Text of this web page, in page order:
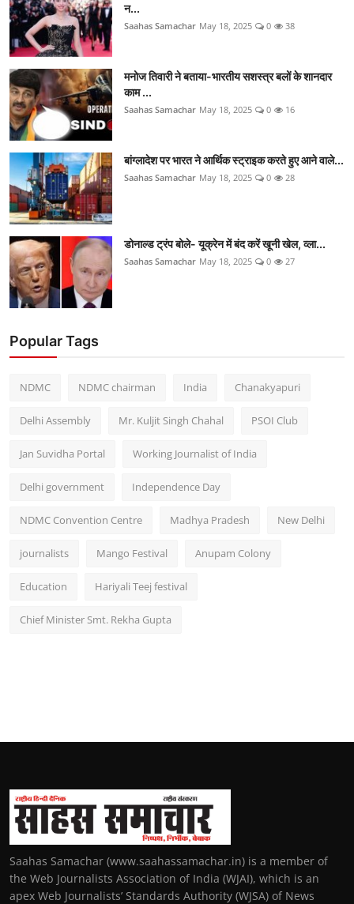
न...
Saahas Samachar May 18, 2025 0 38
मनोज तिवारी ने बताया-भारतीय सशस्त्र बलों के शानदार
काम ...
Saahas Samachar May 18, 2025 0 16
बांग्लादेश पर भारत ने आर्थिक स्ट्राइक करते हुए आने वाले...
Saahas Samachar May 18, 2025 0 28
डोनाल्ड ट्रंप बोले- यूक्रेन में बंद करें खूनी खेल, व्ला...
Saahas Samachar May 18, 2025 0 27
Popular Tags
NDMC NDMC chairman India Chanakyapuri
Delhi Assembly Mr. Kuljit Singh Chahal PSOI Club
Jan Suvidha Portal Working Journalist of India
Delhi government Independence Day
NDMC Convention Centre Madhya Pradesh New Delhi
journalists Mango Festival Anupam Colony
Education Hariyali Teej festival
Chief Minister Smt. Rekha Gupta
Saahas Samachar (www.saahassamachar.in) is a member of
the Web Journalists Association of India (WJAI), which is an
apex Web Journalists’ Standards Authority (WJSA) of News